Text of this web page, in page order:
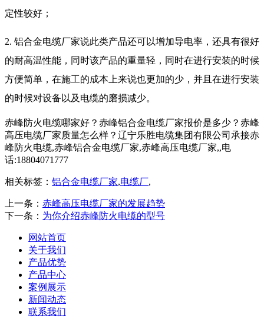
定性较好；
2. 铝合金电缆厂家说此类产品还可以增加导电率，还具有很好
的耐高温性能，同时该产品的重量轻，同时在进行安装的时候
方便简单，在施工的成本上来说也更加的少，并且在进行安装
的时候对设备以及电缆的磨损减少。
赤峰防火电缆哪家好？赤峰铝合金电缆厂家报价是多少？赤峰
高压电缆厂家质量怎么样？辽宁乐胜电缆集团有限公司承接赤
峰防火电缆,赤峰铝合金电缆厂家,赤峰高压电缆厂家,,电
话:18804071777
相关标签： 铝合金电缆厂家,电缆厂,
上一条： 赤峰高压电缆厂家的发展趋势
下一条： 为你介绍赤峰防火电缆的型号
网站首页
关于我们
产品优势
产品中心
案例展示
新闻动态
联系我们